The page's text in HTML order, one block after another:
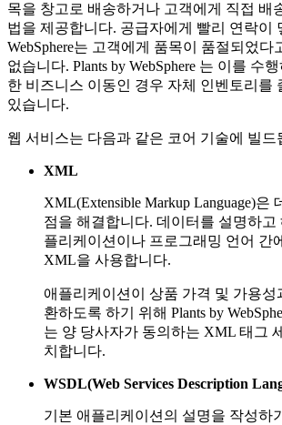
목을 창고로 배송하거나 고객에게 직접 배
법을 제공합니다. 공급자에게 빨리 연락이
WebSphere는 고객에게 품목이 품절되었다
없습니다. Plants by WebSphere 는 이를 수
한 비즈니스 이동인 경우 자체 인벤토리를
있습니다.
웹 서비스는 다음과 같은 코어 기술에 빌드
XML
XML(Extensible Markup Language)은
점을 해결합니다. 데이터를 설명하고
플리케이션이나 프로그래밍 언어 간
XML을 사용합니다.
애플리케이션이 상품 가격 및 가용성
환하도록 하기 위해 Plants by
는 양 당사자가 동의하는 XML 태그
치합니다.
WSDL(Web Services Description
기본 애플리케이션의 설명을 작성하